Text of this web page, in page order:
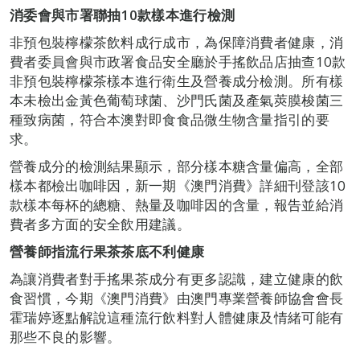
消委會與市署聯抽10款樣本進行檢測
非預包裝檸檬茶飲料成行成市，為保障消費者健康，消
費者委員會與市政署食品安全廳於手搖飲品店抽查10款
非預包裝檸檬茶樣本進行衛生及營養成分檢測。所有樣
本未檢出金黃色葡萄球菌、沙門氏菌及產氣莢膜梭菌三
種致病菌，符合本澳對即食食品微生物含量指引的要
求。
營養成分的檢測結果顯示，部分樣本糖含量偏高，全部
樣本都檢出咖啡因，新一期《澳門消費》詳細刊登該10
款樣本每杯的總糖、熱量及咖啡因的含量，報告並給消
費者多方面的安全飲用建議。
營養師指流行果茶茶底不利健康
為讓消費者對手搖果茶成分有更多認識，建立健康的飲
食習慣，今期《澳門消費》由澳門專業營養師協會會長
霍瑞婷逐點解說這種流行飲料對人體健康及情緒可能有
那些不良的影響。